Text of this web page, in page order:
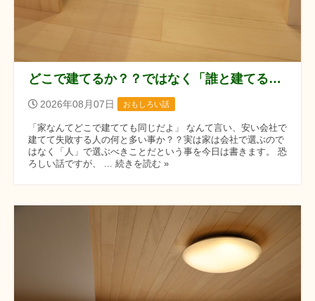
どこで建てるか？？ではなく「誰と建てるか？？」です！！
2026年08月07日 おもしろい話
「家なんてどこで建てても同じだよ」 なんて言い、安い会社で
建てて失敗する人の何と多い事か？？実は家は会社で選ぶので
はなく「人」で選ぶべきことだという事を今日は書きます。 恐
ろしい話ですが、 ... 続きを読む »